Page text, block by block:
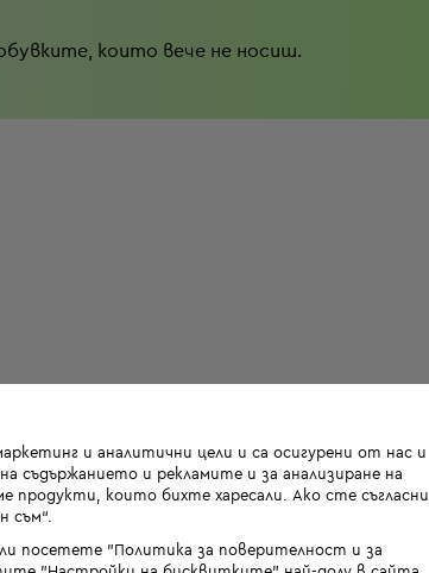
които вече не носиш.
и аналитични цели и са осигурени от нас и
съдържанието и рекламите и за анализиране на
които бихте харесали. Ако сте съгласни,
съм“.
посетете "Политика за поверителност и за